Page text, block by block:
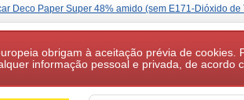
Deco Paper Super 48% amido (sem E171-Dióxido de
obrigam à aceitação prévia de
informação pessoal e privada, de acordo